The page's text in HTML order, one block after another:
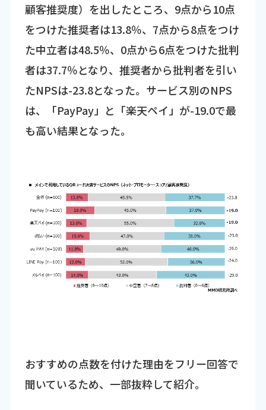
顧客推奨度）を出したところ、9点から10点
をつけた推奨者は13.8％、7点から8点をつけ
た中立者は48.5％、0点から6点をつけた批判
者は37.7％となり、推奨者から批判者を引い
たNPSは-23.8となった。サービス別のNPS
は、「PayPay」と「楽天ペイ」が-19.0で最
も高い結果となった。
おすすめの点数を付けた理由をフリー回答で
聞いているため、一部抜粋して紹介。